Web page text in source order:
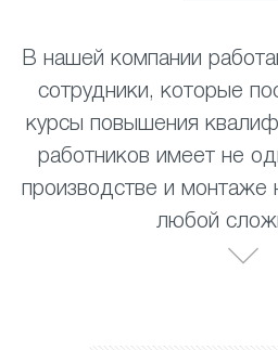
В нашей компании
сотрудники, которые
курсы повышения
работников имеет не
производстве и монтаже
любой